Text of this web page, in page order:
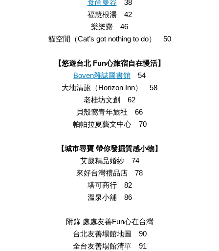
食尚曼谷 38
福慧根湯 42
樂樂齋 46
貓空閒（Cat’s got nothing to do） 50
【悠遊台北 Fun心旅宿自在慢活】
Boven雜誌圖書館 54
大地清旅（Horizon Inn） 58
老桂坊文創 62
貝殼窩青年旅社 66
帕帕拉夏藝文中心 70
【城市尋寶 帶你發掘質感小物】
艾葳精品婚紗 74
來好台灣禮品店 78
塔可商行 82
溫泉小舖 86
附錄 處處友善Fun心在台灣
台北友善場館地圖 90
全台友善場館清單 91